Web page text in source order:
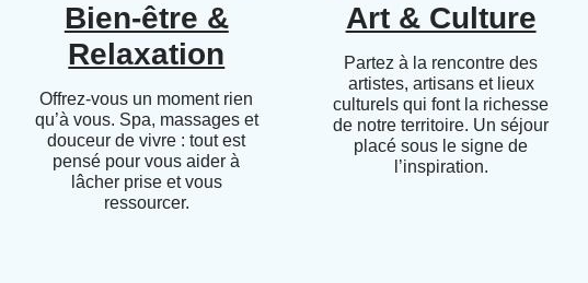
Bien-être &
Relaxation
Offrez-vous un moment rien
qu’à vous. Spa, massages et
douceur de vivre : tout est
pensé pour vous aider à
lâcher prise et vous
ressourcer.
Art & Culture
Partez à la rencontre des
artistes, artisans et lieux
culturels qui font la richesse
de notre territoire. Un séjour
placé sous le signe de
l’inspiration.